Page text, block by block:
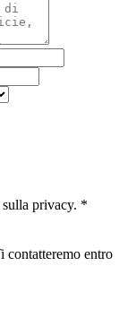
privacy. *
contatteremo entro